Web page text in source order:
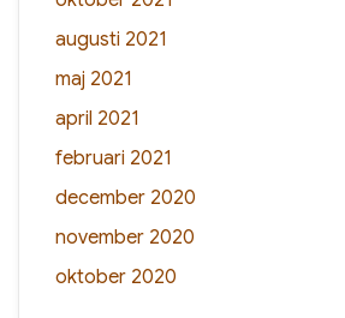
augusti 2021
maj 2021
april 2021
februari 2021
december 2020
november 2020
oktober 2020